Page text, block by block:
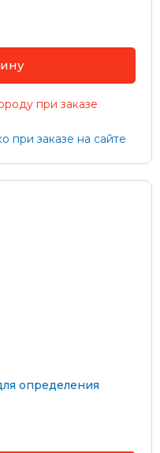
при заказе
при заказе на сайте
определения